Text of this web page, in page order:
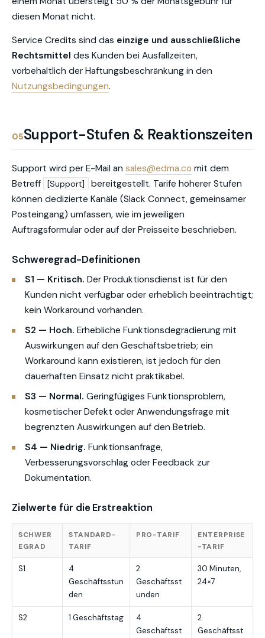
diesen Monat nicht.
Service Credits sind das einzige und ausschließliche
Rechtsmittel des Kunden bei Ausfallzeiten,
vorbehaltlich der Haftungsbeschränkung in den
Nutzungsbedingungen.
05Support-Stufen & Reaktionszeiten
Support wird per E-Mail an sales@edma.co mit dem
Betreff
[Support]
bereitgestellt. Tarife höherer Stufen
können dedizierte Kanäle (Slack Connect, gemeinsamer
Posteingang) umfassen, wie im jeweiligen
Auftragsformular oder auf der Preisseite beschrieben.
Schweregrad-Definitionen
S1 — Kritisch. Der Produktionsdienst ist für den
Kunden nicht verfügbar oder erheblich beeinträchtigt;
kein Workaround vorhanden.
S2 — Hoch. Erhebliche Funktionsdegradierung mit
Auswirkungen auf den Geschäftsbetrieb; ein
Workaround kann existieren, ist jedoch für den
dauerhaften Einsatz nicht praktikabel.
S3 — Normal. Geringfügiges Funktionsproblem,
kosmetischer Defekt oder Anwendungsfrage mit
begrenzten Auswirkungen auf den Betrieb.
S4 — Niedrig. Funktionsanfrage,
Verbesserungsvorschlag oder Feedback zur
Dokumentation.
Zielwerte für die Erstreaktion
SCHWER
EGRAD
STANDARD-
TARIF
PRO-TARIF
ENTERPRISE
-TARIF
S1
4
Geschäftsstun
den
2
Geschäftsst
unden
30 Minuten,
24×7
S2 1 Geschäftstag
4
Geschäftsst
2
Geschäftsst